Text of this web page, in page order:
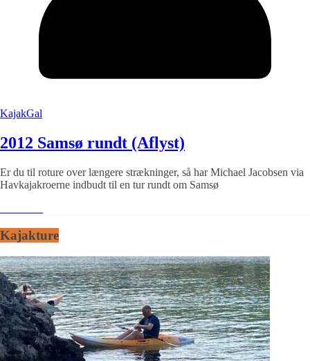
KajakGal
2012 Samsø rundt (Aflyst)
Er du til roture over længere strækninger, så har Michael Jacobsen via
Havkajakroerne indbudt til en tur rundt om Samsø
Kajakture